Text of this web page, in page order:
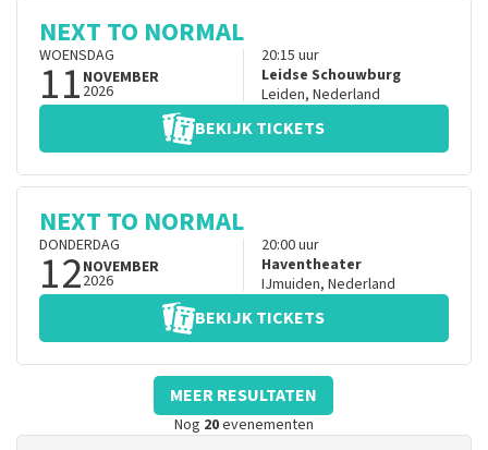
NEXT TO NORMAL
WOENSDAG
11 NOVEMBER
2026
20:15 uur
Leidse Schouwburg
Leiden, Nederland
BEKIJK TICKETS
NEXT TO NORMAL
DONDERDAG
12NOVEMBER
2026
20:00uur
Haventheater
IJmuiden, Nederland
BEKIJK TICKETS
MEER RESULTATEN
Nog 20evenementen